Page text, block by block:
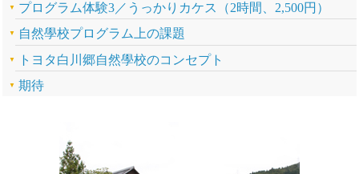
プログラム体験3／うっかりカケス（2時間、2,500円）
自然學校プログラム上の課題
トヨタ白川郷自然學校のコンセプト
期待